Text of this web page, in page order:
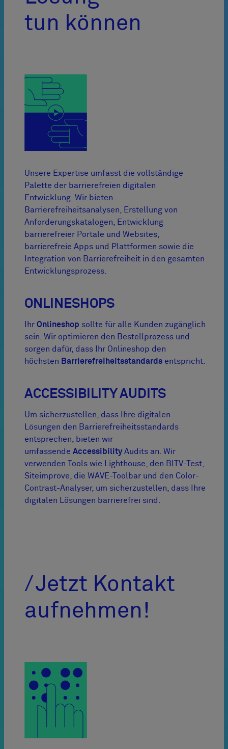
tun können
Unsere Expertise umfasst die vollständige
Palette der barrierefreien digitalen
Entwicklung. Wir bieten
Barrierefreiheitsanalysen, Erstellung von
Anforderungskatalogen, Entwicklung
barrierefreier Portale und Websites,
barrierefreie Apps und Plattformen sowie die
Integration von Barrierefreiheit in den gesamten
Entwicklungsprozess.
ONLINESHOPS
Ihr Onlineshop sollte für alle Kunden zugänglich
sein. Wir optimieren den Bestellprozess und
sorgen dafür, dass Ihr Onlineshop den
höchsten Barrierefreiheitsstandards entspricht.
ACCESSIBILITY AUDITS
Um sicherzustellen, dass Ihre digitalen
Lösungen den Barrierefreiheitsstandards
entsprechen, bieten wir
umfassende AccessibilityAudits an. Wir
verwenden Tools wie Lighthouse, den BITV-Test,
Siteimprove, die WAVE-Toolbar und den Color-
Contrast-Analyser, um sicherzustellen, dass Ihre
digitalen Lösungen barrierefrei sind.
Jetzt Kontakt
aufnehmen!